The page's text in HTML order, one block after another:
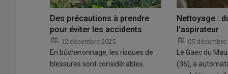
Des précautions à prendre
pour éviter les accidents
12 décembre 2025
En bûcheronnage, les risques de
blessures sont considérables.
Nettoyage :
l'aspirateur
05 décembre
Le Gaec du
(36), a